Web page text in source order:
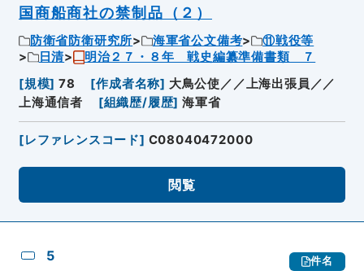
国商船商社の禁制品（２）
防衛省防衛研究所 海軍省公文備考
⑪戦役等
日清
明治２７・８年 戦史編纂準備書類 ７
[規模] 78 [作成者名称] 大鳥公使／／上海出張員／／
上海通信者
[組織歴/履歴] 海軍省
[レファレンスコード] C08040472000
閲覧
5 件名